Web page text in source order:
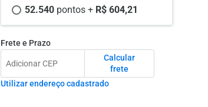
52.540 pontos + R$ 604,21
Frete e Prazo
Calcular
frete
Utilizar endereço cadastrado